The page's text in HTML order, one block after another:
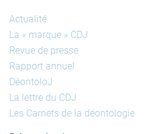
Actualité
La « marque » CDJ
Revue de presse
Rapport annuel
DéontoloJ
La lettre du CDJ
Les Carnets de la déontologie